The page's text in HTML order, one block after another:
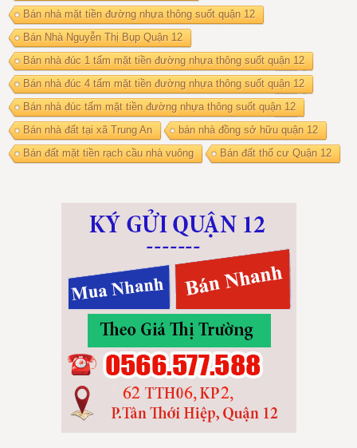
Bán nhà mặt tiền đường nhựa thông suốt quận 12
Bán Nhà Nguyễn Thị Bụp Quận 12
Bán nhà đúc 1 tấm mặt tiền đường nhựa thông suốt quận 12
Bán nhà đúc 4 tấm mặt tiền đường nhựa thông suốt quận 12
Bán nhà đúc tấm mặt tiền đường nhựa thông suốt quận 12
Bán nhà đất tại xã Trung An
bán nhà đồng sở hữu quận 12
Bán đất mặt tiền rạch cầu nhà vuông
Bán đất thổ cư Quận 12